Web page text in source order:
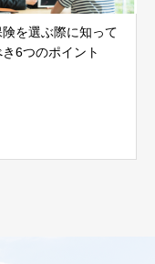
を選ぶ際に知って
6つのポイント